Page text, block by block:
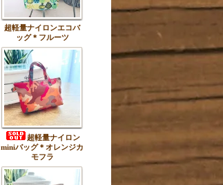
超軽量ナイロンエコバ
ッグ＊フルーツ
超軽量ナイロン
miniバッグ＊オレンジカ
モフラ